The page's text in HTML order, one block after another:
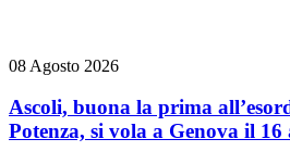
08 Agosto 2026
Ascoli, buona la prima
Potenza, si vola a Genova il 16